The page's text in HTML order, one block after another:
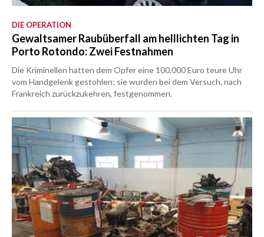
DIE OPERATION
Gewaltsamer Raubüberfall am helllichten Tag in
Porto Rotondo: Zwei Festnahmen
Die Kriminellen hatten dem Opfer eine 100.000 Euro teure Uhr
vom Handgelenk gestohlen; sie wurden bei dem Versuch, nach
Frankreich zurückzukehren, festgenommen.